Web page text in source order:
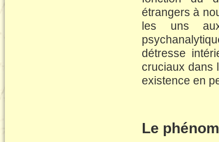
étrangers à
les uns
détresse
cruciaux dans
existence en
Le